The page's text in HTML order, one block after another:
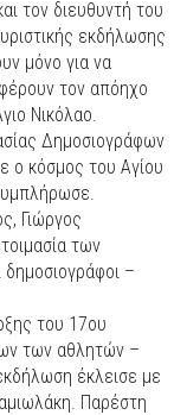
τον διευθυντή του
εκδήλωσης
μόνο για να
τον απόηχο
Νικόλαο.
Δημοσιογράφων
ο κόσμος του Αγίου
Γιώργος
των
–
του 17ου
των αθλητών –
έκλεισε με
Παρέστη